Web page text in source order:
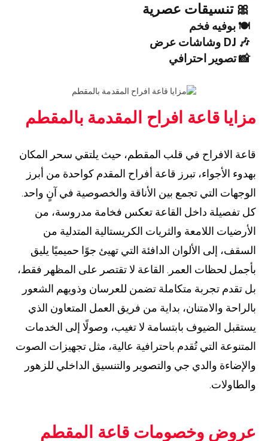
🎀 تنسيقات عصرية
🍽️ بوفيه فخم
🎶 DJ وشاشات عرض
📸 تصوير احترافي
مزايا قاعة افراح المقدمة بالمقطم
قاعة الافراح في قلب المقطم، حيث يلتقي سحر المكان
بهدوء الأجواء، تبرز قاعة أفراح المقدم كواحدة من أبرز
الوجهات التي تجمع بين الأناقة والخصوصية في آنٍ واحد.
كل تفصيلة داخل القاعة تعكس فخامة مدروسة، من
الأرضيات اللامعة والثريات الكريستالية المتدلية من
السقف، إلى الألوان الدافئة التي تهيئ جوًا حميميًا يليق
بأجمل لحظات العمر. القاعة لا تقتصر على المظهر فقط،
بل تقدم تجربة متكاملة تضمن للعرسان وذويهم الشعور
بالراحة والامتنان، بداية من فريق العمل المتعاون الذي
يستقبل الضيوف بابتسامة لا تغيب، وصولًا إلى الخدمات
المتنوعة التي تُقدم باحترافية عالية، مثل تجهيزات الصوت
والإضاءة والدي جي والتصوير والتنسيق الداخلي للزهور
والطاولات.
عروض وخصومات قاعة المقطم